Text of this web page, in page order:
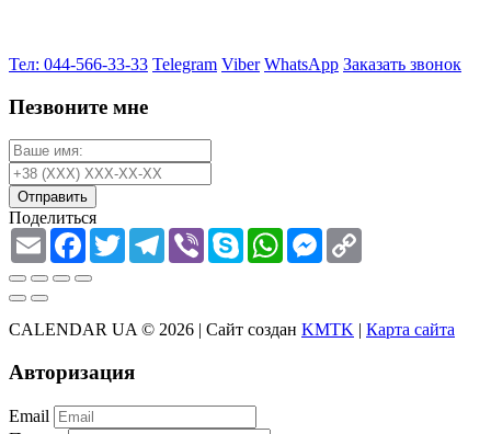
Тел: 044-566-33-33 Telegram Viber WhatsApp Заказать звонок
Пезвоните мне
Отправить
Поделиться
Email Facebook
TwitterTelegram
Viber Skype WhatsAppMessenger
CALENDAR UA © 2026 | Сайт создан KMTK | Карта сайта
Авторизация
Email